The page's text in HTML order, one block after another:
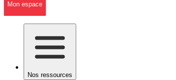
Mon espace
Nos ressources